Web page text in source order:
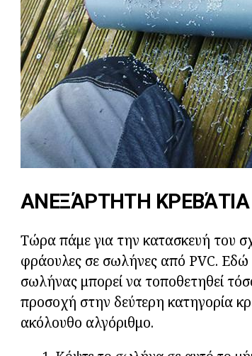
ΑΝΕΞΆΡΤΗΤΗ
Τώρα πάμε για την κατασκευή του
φράουλες σε σωλήνες από PVC. Εδώ
σωλήνας μπορεί να τοποθετηθεί
προσοχή στην δεύτερη κατηγορία
ακόλουθο αλγόριθμο.